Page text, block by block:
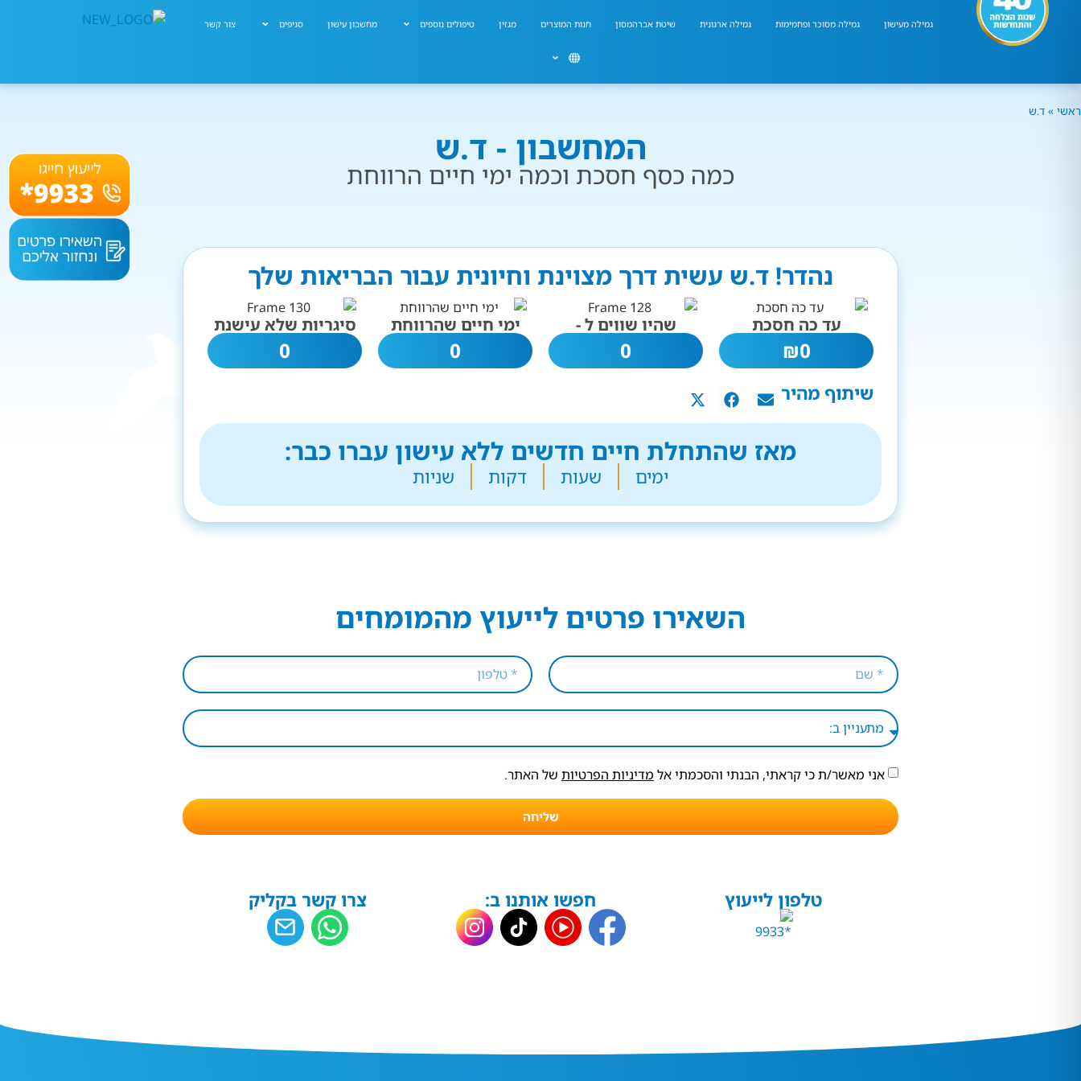
גמילה מעישון גמילה מסוכר ופחמימות גמילה ארגונית שיטת אברהמסון חנות המוצרים מגזין טיפולים נוספים מחשבון עישון סניפים צור קשר
ראשי » ד.ש
המחשבון - ד.ש
כמה כסף חסכת וכמה ימי חיים הרווחת
נהדר! ד.ש עשית דרך מצוינת וחיונית עבור הבריאות שלך
עד כה חסכת
0
₪
שהיו שווים ל -
0
ימי חיים שהרווחת
0
סיגריות שלא עישנת
0
שיתוף מהיר
מאז שהתחלת חיים חדשים ללא עישון עברו כבר:
ימים שעות דקות שניות
השאירו פרטים לייעוץ מהמומחים
אני מאשר/ת כי קראתי, הבנתי והסכמתי אל מדיניות הפרטיות של האתר.
שליחה
טלפון לייעוץ חפשו אותנו ב: צרו קשר בקליק